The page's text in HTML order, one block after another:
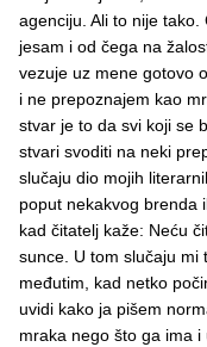
agenciju. Ali to nije
jesam i od čega na
vezuje uz mene gotovo
i ne prepoznajem kao
stvar je to da svi koji se
stvari svoditi na neki
slučaju dio mojih
poput nekakvog brenda
kad čitatelj kaže: Neću
sunce. U tom slučaju mi
međutim, kad netko
uvidi kako ja pišem
mraka nego što ga ima